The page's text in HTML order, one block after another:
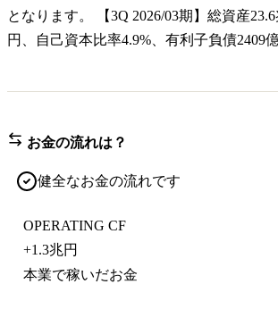
となります。 【3Q 2026/03期】総資産
円、自己資本比率4.9%、有利子負債2409億
お金の流れは？
健全なお金の流れです
OPERATING CF
+1.3兆円
本業で稼いだお金